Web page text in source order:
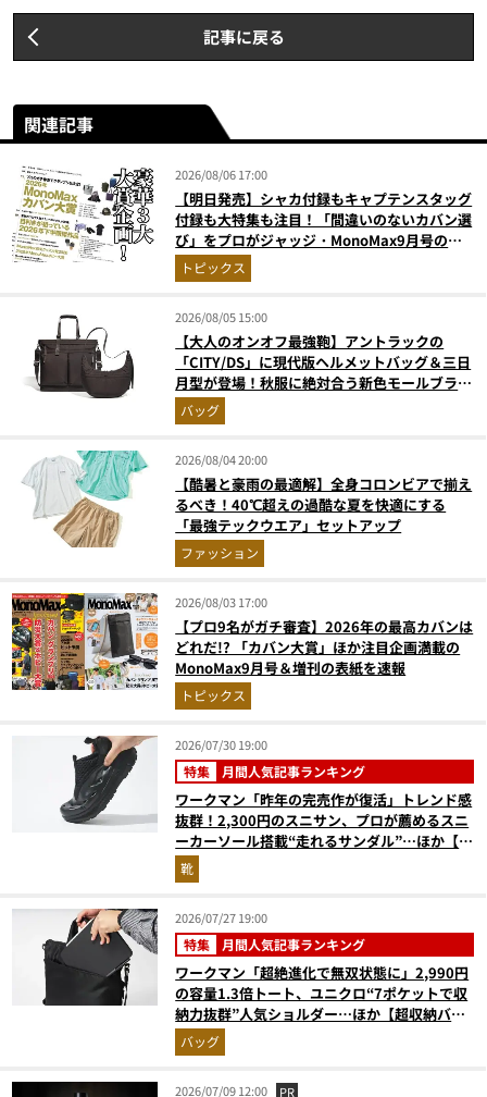
記事に戻る
関連記事
2026/08/06 17:00
【明日発売】シャカ付録もキャプテンスタッグ
付録も大特集も注目！「間違いのないカバン選
び」をプロがジャッジ・MonoMax9月号の目
次を公開
トピックス
2026/08/05 15:00
【大人のオンオフ最強鞄】アントラックの
「CITY/DS」に現代版ヘルメットバッグ＆三日
月型が登場！秋服に絶対合う新色モールブラウ
ンが傑作
バッグ
2026/08/04 20:00
【酷暑と豪雨の最適解】全身コロンビアで揃え
るべき！40℃超えの過酷な夏を快適にする
「最強テックウエア」セットアップ
ファッション
2026/08/03 17:00
【プロ9名がガチ審査】2026年の最高カバンは
どれだ!? 「カバン大賞」ほか注目企画満載の
MonoMax9月号＆増刊の表紙を速報
トピックス
2026/07/30 19:00
特集 月間人気記事ランキング
ワークマン「昨年の完売作が復活」トレンド感
抜群！2,300円のスニサン、プロが薦めるスニ
ーカーソール搭載“走れるサンダル”…ほか【夏
シューズの人気記事ランキングベスト3】
（2026年6月版）
靴
2026/07/27 19:00
特集 月間人気記事ランキング
ワークマン「超絶進化で無双状態に」2,990円
の容量1.3倍トート、ユニクロ“7ポケットで収
納力抜群”人気ショルダー…ほか【超収納バッ
グの人気記事ランキングベスト3】（2026年6
月版）
バッグ
2026/07/09 12:00 PR